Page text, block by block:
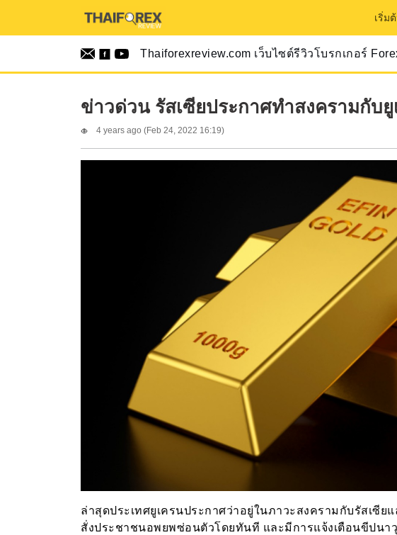
เริ่ม
Thaiforexreview.com เว็บไซต์รีวิวโบรกเกอร์
ข่าวด่วน รัสเซียประกาศทำสงครามกับยู
4 years ago (Feb 24, 2022 16:19)
ล่าสุดประเทศยูเครนประกาศว่าอยู่ในภาวะสงครามกับรัสเซีย
สั่งประชาชนอพยพซ่อนตัวโดยทันที และมีการแจ้งเตือนขีปนา